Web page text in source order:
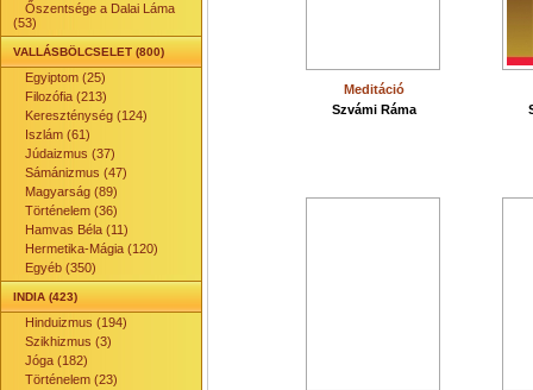
Őszentsége a Dalai Láma
(53)
VALLÁSBÖLCSELET (800)
Egyiptom (25)
Filozófia (213)
Kereszténység (124)
Iszlám (61)
Júdaizmus (37)
Sámánizmus (47)
Magyarság (89)
Történelem (36)
Hamvas Béla (11)
Hermetika-Mágia (120)
Egyéb (350)
INDIA (423)
Hinduizmus (194)
Szikhizmus (3)
Jóga (182)
Történelem (23)
Meditáció
Szvámi Ráma